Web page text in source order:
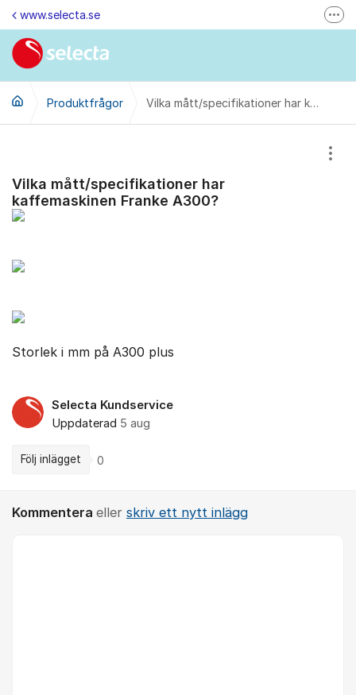
Hoppa till innehåll
www.selecta.se
Ändra dina kunduppgifter
Produktfrågor Vilka mått/specifikationer har kaffemaskinen Franke A300?
Vilka mått/specifikationer har
kaffemaskinen Franke A300?
Storlek i mm på A300 plus
Selecta Kundservice
Uppdaterad 5 aug
Följ inlägget 0
Kommentera eller skriv ett nytt inlägg